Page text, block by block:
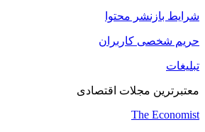
شرایط بازنشر محتوا
حریم شخصی کاربران
تبلیغات
معتبرترین مجلات اقتصادی
The Economist